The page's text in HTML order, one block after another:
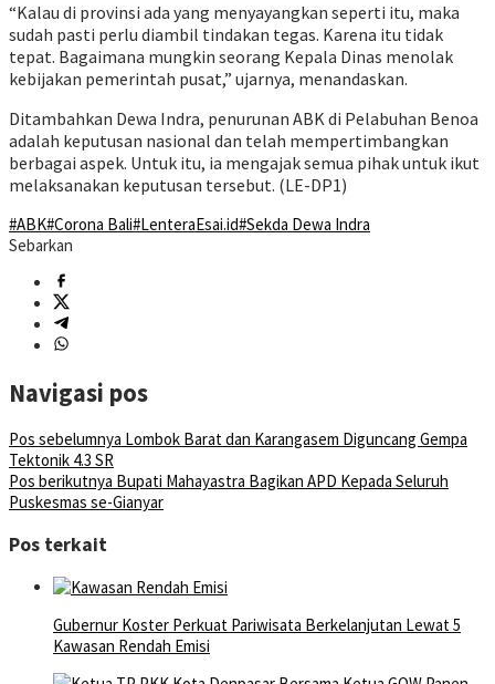
“Kalau di provinsi ada yang menyayangkan seperti itu, maka
sudah pasti perlu diambil tindakan tegas. Karena itu tidak
tepat. Bagaimana mungkin seorang Kepala Dinas menolak
kebijakan pemerintah pusat,” ujarnya, menandaskan.
Ditambahkan Dewa Indra, penurunan ABK di Pelabuhan Benoa
adalah keputusan nasional dan telah mempertimbangkan
berbagai aspek. Untuk itu, ia mengajak semua pihak untuk ikut
melaksanakan keputusan tersebut. (LE-DP1)
#ABK#Corona Bali#LenteraEsai.id#Sekda Dewa Indra
Sebarkan
Navigasi pos
Pos sebelumnya Lombok Barat dan Karangasem Diguncang Gempa
Tektonik 4.3 SR
Pos berikutnya Bupati Mahayastra Bagikan APD Kepada Seluruh
Puskesmas se-Gianyar
Pos terkait
Gubernur Koster Perkuat Pariwisata Berkelanjutan Lewat 5
Kawasan Rendah Emisi